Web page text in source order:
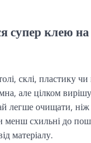
супер клею
склі, пластику
але цілком
легше очищати,
менш схильні до
матеріалу.